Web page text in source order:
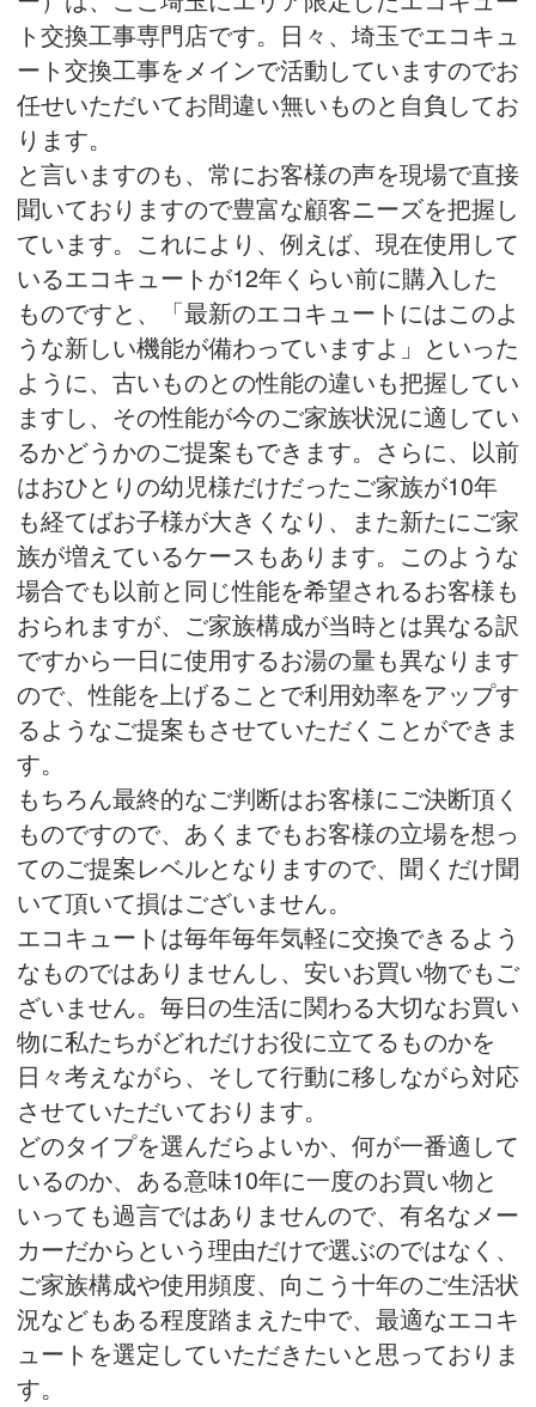
ト交換工事専門店です。日々、埼玉でエコキュ
ート交換工事をメインで活動していますのでお
任せいただいてお間違い無いものと自負してお
ります。
と言いますのも、常にお客様の声を現場で直接
聞いておりますので豊富な顧客ニーズを把握し
ています。これにより、例えば、現在使用して
いるエコキュートが12年くらい前に購入した
ものですと、「最新のエコキュートにはこのよ
うな新しい機能が備わっていますよ」といった
ように、古いものとの性能の違いも把握してい
ますし、その性能が今のご家族状況に適してい
るかどうかのご提案もできます。さらに、以前
はおひとりの幼児様だけだったご家族が10年
も経てばお子様が大きくなり、また新たにご家
族が増えているケースもあります。このような
場合でも以前と同じ性能を希望されるお客様も
おられますが、ご家族構成が当時とは異なる訳
ですから一日に使用するお湯の量も異なります
ので、性能を上げることで利用効率をアップす
るようなご提案もさせていただくことができま
す。
もちろん最終的なご判断はお客様にご決断頂く
ものですので、あくまでもお客様の立場を想っ
てのご提案レベルとなりますので、聞くだけ聞
いて頂いて損はございません。
エコキュートは毎年毎年気軽に交換できるよう
なものではありませんし、安いお買い物でもご
ざいません。毎日の生活に関わる大切なお買い
物に私たちがどれだけお役に立てるものかを
日々考えながら、そして行動に移しながら対応
させていただいております。
どのタイプを選んだらよいか、何が一番適して
いるのか、ある意味10年に一度のお買い物と
いっても過言ではありませんので、有名なメー
カーだからという理由だけで選ぶのではなく、
ご家族構成や使用頻度、向こう十年のご生活状
況などもある程度踏まえた中で、最適なエコキ
ュートを選定していただきたいと思っておりま
す。